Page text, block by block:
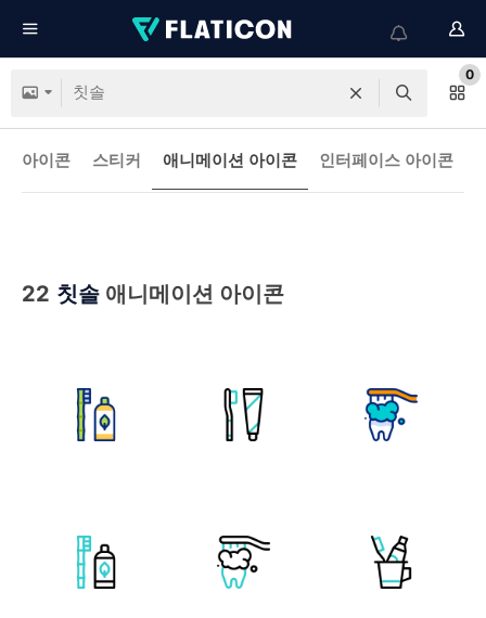
0
아이콘 스티커 애니메이션 아이콘 인터페이스 아이콘
22 칫솔 애니메이션 아이콘